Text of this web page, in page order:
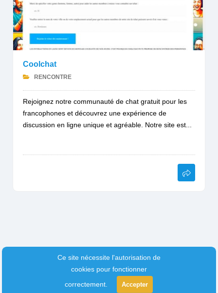
Coolchat
RENCONTRE
Rejoignez notre communauté de chat gratuit pour les
francophones et découvrez une expérience de
discussion en ligne unique et agréable. Notre site est...
Ce site nécessite l'autorisation de
cookies pour fonctionner
correctement.
Accepter